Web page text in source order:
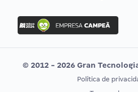
Concurso Ibama
Concurso MPU
Editais publicados
CONCURSOS POR PROFISSÃO
© 2012 - 2026 Gran
Política de